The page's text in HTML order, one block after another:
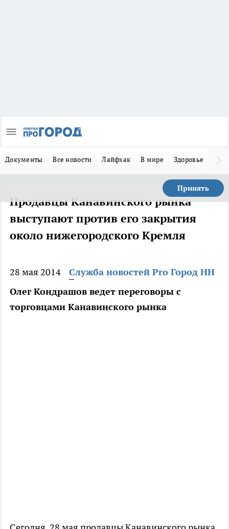
Документы Все новости Лайфхак В мире Здоровье
Принять
Продавцы Канавинского рынка
выступают против его закрытия
около нижегородского Кремля
28 мая 2014
Служба новостей Pro Город НН
Олег Кондрашов ведет переговоры с
торговцами Канавинского рынка